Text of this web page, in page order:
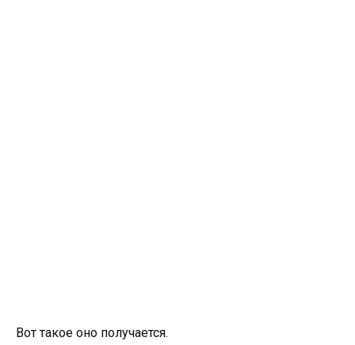
Вот такое оно получается.